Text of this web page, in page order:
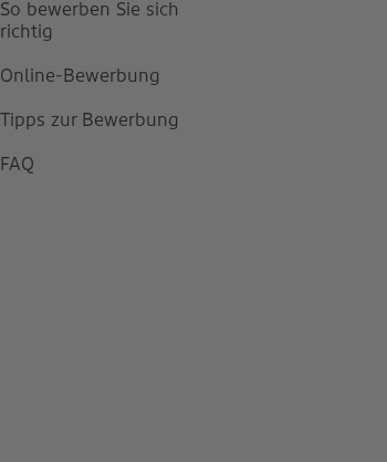
So bewerben Sie sich
richtig
Online-Bewerbung
Tipps zur Bewerbung
FAQ